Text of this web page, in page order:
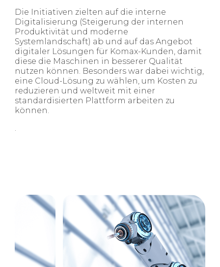
Die Initiativen zielten auf die interne
Digitalisierung (Steigerung der internen
Produktivität und moderne
Systemlandschaft) ab und auf das Angebot
digitaler Lösungen für Komax-Kunden, damit
diese die Maschinen in besserer Qualität
nutzen können. Besonders war dabei wichtig,
eine Cloud-Lösung zu wählen, um Kosten zu
reduzieren und weltweit mit einer
standardisierten Plattform arbeiten zu
können.
.